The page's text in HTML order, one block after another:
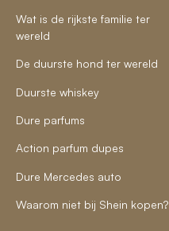
Wat is de rijkste familie ter
wereld
De duurste hond ter wereld
Duurste whiskey
Dure parfums
Action parfum dupes
Dure Mercedes auto
Waarom niet bij Shein kopen?